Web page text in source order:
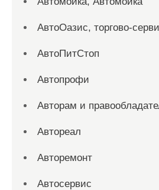
АвтоОазис, торгово-
АвтоПитСтоп
Автопрофи
Авторам и
Автореал
Авторемонт
Автосервис